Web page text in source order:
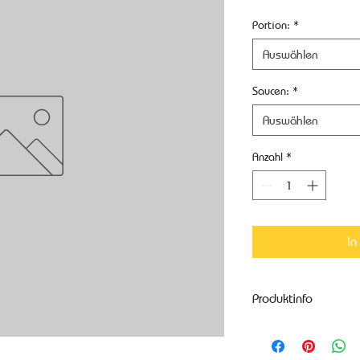
Portion: *
Auswählen
Saucen: *
Auswählen
Anzahl *
Produktinfo